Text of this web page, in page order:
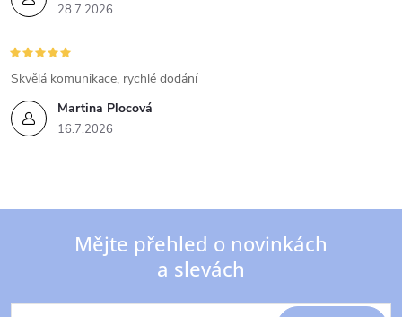
28.7.2026
Martina Plocová
16.7.2026
Skvělá komunikace, rychlé dodání
Mějte přehled o novinkách
a slevách